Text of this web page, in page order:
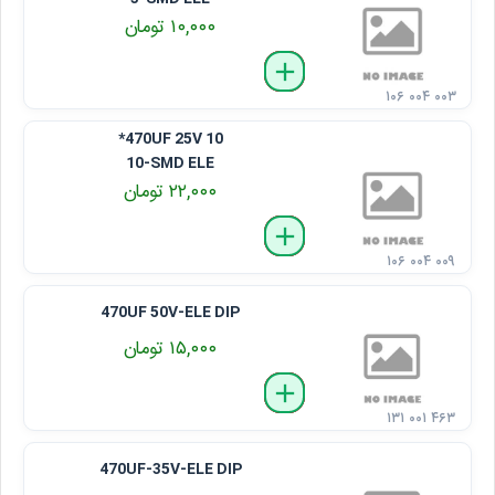
۱۰,۰۰۰ تومان
delete
remove
add
۱۰۶ ۰۰۴ ۰۰۳
470UF 25V 10*
10-SMD ELE
۲۲,۰۰۰ تومان
delete
remove
add
۱۰۶ ۰۰۴ ۰۰۹
470UF 50V-ELE DIP
۱۵,۰۰۰ تومان
delete
remove
add
۱۳۱ ۰۰۱ ۴۶۳
470UF-35V-ELE DIP